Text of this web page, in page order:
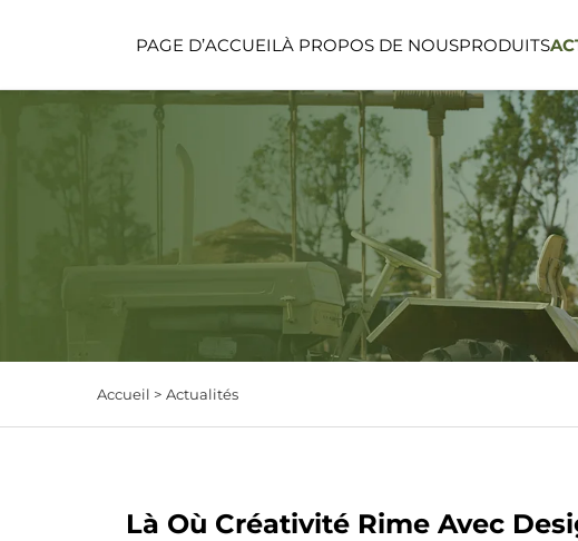
PAGE D’ACCUEIL À PROPOS DE NOUSPRODUITS
ESPACE FONCTIONNEL
ESPACE POUR ENFANTS
Accueil > Actualités
Là Où Créativité Rime Avec